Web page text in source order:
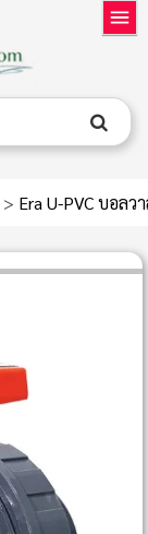
> Era U-PVC บอลว